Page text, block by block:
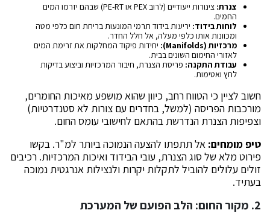
צנרת:
צינורות ייעודיים (לרוב PEX או PE-RT) שבהם יזרמו המים
החמים.
לוחות בידוד:יריעות בידוד תרמי המונעות בריחת חום כלפי מטה
ומכוונות אותו כלפי מעלה, אל חלל החדר.
מרכזיות (Manifolds):
יחידות פיקוד המחלקות את זרימת המים
לאזורי החימום השונים בבית.
עבודת התקנה:פריסת הצנרת, חיבור המרכזיות וביצוע בדיקות
לחץ ואטימות.
חשוב לציין כי הטווח רחב, כיוון שהוא מושפע מאיכות החומרים,
מורכבות הפריסה (למשל, בחדרים עם צורות לא סטנדרטיות)
וצפיפות הצנרת הנדרשת בהתאם לחישובי עומס החום.
טיפ מומחים:אל תתפתו להצעה הנמוכה ביותר למ"ר. בקשו
פירוט מלא של סוג הצנרת, עובי הבידוד ואיכות המרכזיות. רכיבים
זולים עלולים להוביל לתקלות יקרות ולנצילות אנרגטית נמוכה
בעתיד.
2. מקור החום: הלב הפועם של המערכת